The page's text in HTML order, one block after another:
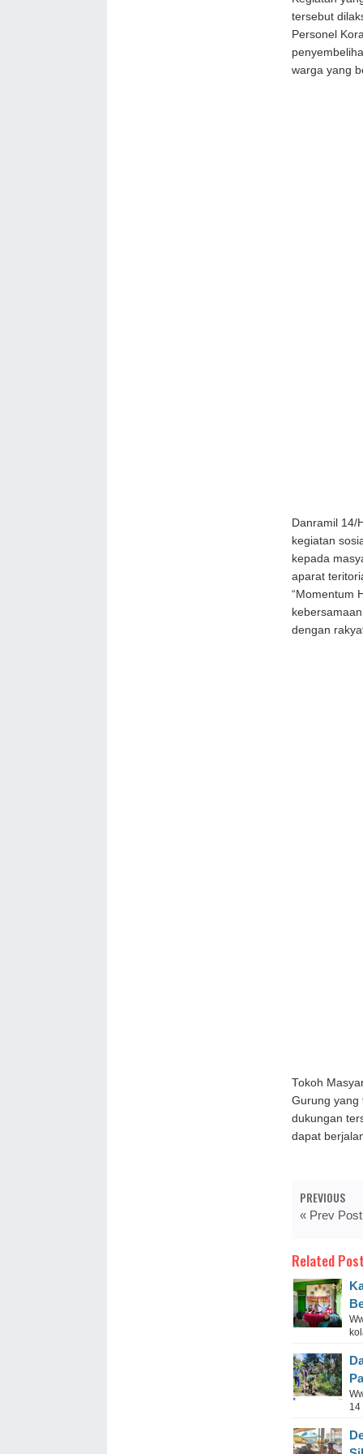
tersebut
Personel
warga yang
Danramil 14/
kegiatan
kepada
aparat
“Momentum
dengan
Tokoh
Gurung yang
dukungan
dapat
PREVIOUS
« Prev Post
Related
14